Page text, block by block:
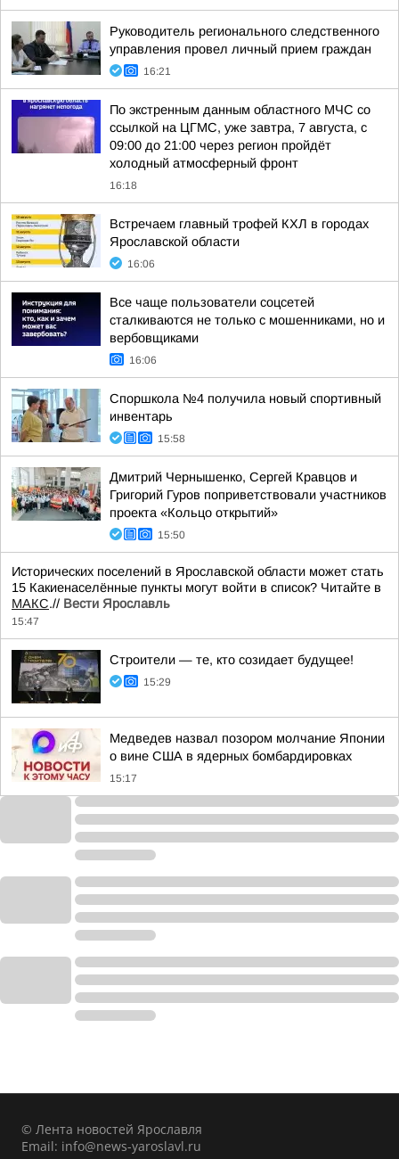
Руководитель регионального следственного
управления провел личный прием граждан
16:21
По экстренным данным областного МЧС со
ссылкой на ЦГМС, уже завтра, 7 августа, с
09:00 до 21:00 через регион пройдёт
холодный атмосферный фронт
16:18
Встречаем главный трофей КХЛ в городах
Ярославской области
16:06
Все чаще пользователи соцсетей
сталкиваются не только с мошенниками, но и
вербовщиками
16:06
Споршкола №4 получила новый спортивный
инвентарь
15:58
Дмитрий Чернышенко, Сергей Кравцов и
Григорий Гуров поприветствовали участников
проекта «Кольцо открытий»
15:50
Исторических поселений в Ярославской области может стать
15 Какиенаселённые пункты могут войти в список? Читайте в
МАКС.// Вести Ярославль
15:47
Строители — те, кто созидает будущее!
15:29
Медведев назвал позором молчание Японии
о вине США в ядерных бомбардировках
15:17
© Лента новостей Ярославля
Email: info@news-yaroslavl.ru